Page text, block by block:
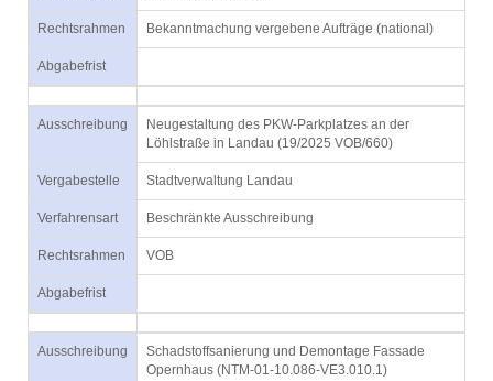
Rechtsrahmen Bekanntmachung vergebene Aufträge (national)
Abgabefrist
Ausschreibung
Neugestaltung des PKW-Parkplatzes an der
Löhlstraße in Landau (19/2025 VOB/660)
Vergabestelle Stadtverwaltung Landau
Verfahrensart Beschränkte Ausschreibung
Rechtsrahmen VOB
Abgabefrist
Ausschreibung
Schadstoffsanierung und Demontage Fassade
Opernhaus (NTM-01-10.086-VE3.010.1)